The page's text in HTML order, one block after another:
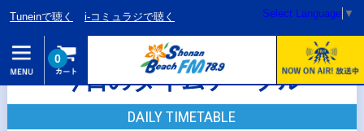
Tuneinで聴く i-コミュラジで聴く Select Language ▼
0
今日のタイムテーブル
DAILY TIMETABLE